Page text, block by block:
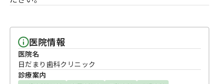
医院情報
医院名
日だまり歯科クリニック
診療案内